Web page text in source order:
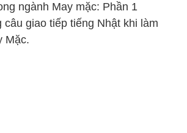
ngành May mặc: Phần 1
câu giao tiếp tiếng Nhật khi làm
Mặc.